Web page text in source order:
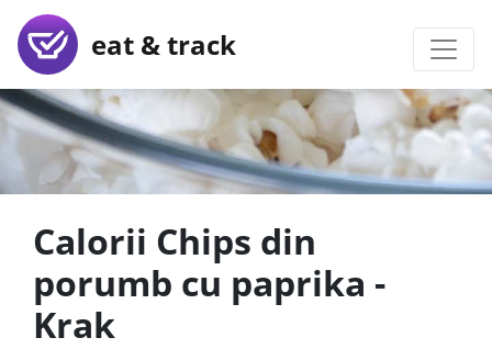
eat & track
Calorii Chips din
porumb cu paprika -
Krak